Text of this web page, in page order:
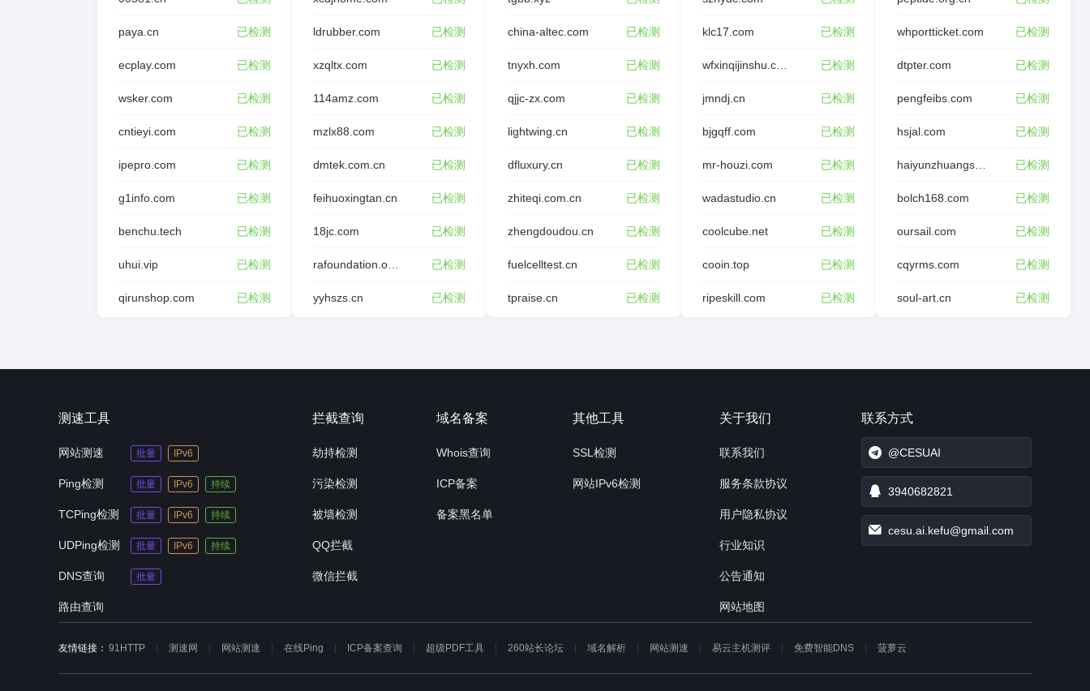
paya.cn 已检测
ecplay.com 已检测
wsker.com 已检测
cntieyi.com 已检测
ipepro.com 已检测
g1info.com 已检测
benchu.tech 已检测
uhui.vip 已检测
qirunshop.com 已检测
ldrubber.com 已检测
xzqltx.com 已检测
114amz.com 已检测
mzlx88.com 已检测
dmtek.com.cn 已检测
feihuoxingtan.cn 已检测
18jc.com 已检测
已检测
yyhszs.cn 已检测
china-altec.com 已检测
tnyxh.com 已检测
qjjc-zx.com 已检测
lightwing.cn 已检测
dfluxury.cn 已检测
zhiteqi.com.cn 已检测
zhengdoudou.cn 已检测
fuelcelltest.cn 已检测
tpraise.cn 已检测
klc17.com 已检测
已检测
jmndj.cn 已检测
bjgqff.com 已检测
mr-houzi.com 已检测
wadastudio.cn 已检测
coolcube.net 已检测
cooin.top 已检测
ripeskill.com 已检测
whportticket.com 已检测
dtpter.com 已检测
pengfeibs.com 已检测
hsjal.com 已检测
已检测
bolch168.com 已检测
oursail.com 已检测
cqyrms.com 已检测
soul-art.cn 已检测
测速工具
网站测速 批量 IPv6
Ping检测 批量 IPv6 持续
TCPing检测 批量 IPv6 持续
UDPing检测 批量 IPv6 持续
DNS查询 批量
路由查询
拦截查询
劫持检测
污染检测
被墙检测
QQ拦截
微信拦截
域名备案
Whois查询
ICP备案
备案黑名单
其他工具
SSL检测
网站IPv6检测
关于我们
联系我们
服务条款协议
用户隐私协议
行业知识
公告通知
网站地图
联系方式
@CESUAI
3940682821
cesu.ai.kefu@gmail.com
友情链接： 91HTTP 测速网 网站测速 在线Ping ICP备案查询 超级PDF工具 260站长论坛 域名解析 网站测速 易云主机测评 免费智能DNS 菠萝云